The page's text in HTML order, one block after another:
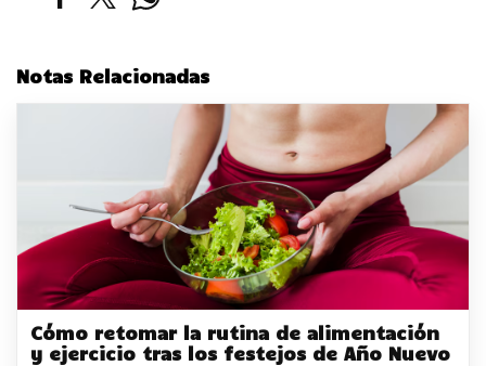
Notas Relacionadas
Cómo retomar la rutina de alimentación
y ejercicio tras los festejos de Año Nuevo